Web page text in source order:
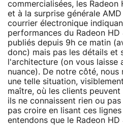
commercialisées, les
et à la surprise générale
courrier électronique
performances du Radeon
publiés depuis 9h ce matin
donc) mais pas les détails et
l'architecture (on vous laisse
nuance). De notre côté,
une telle situation,
maître, où les clients
ils ne connaissent rien ou
pas croire en lisant ces
entendons que le Radeon